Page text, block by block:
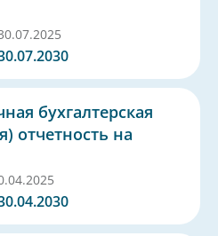
бухгалтерская
отчетность на